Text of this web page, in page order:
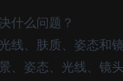
什么问题？
线、肤质、姿态和
、姿态、光线、镜